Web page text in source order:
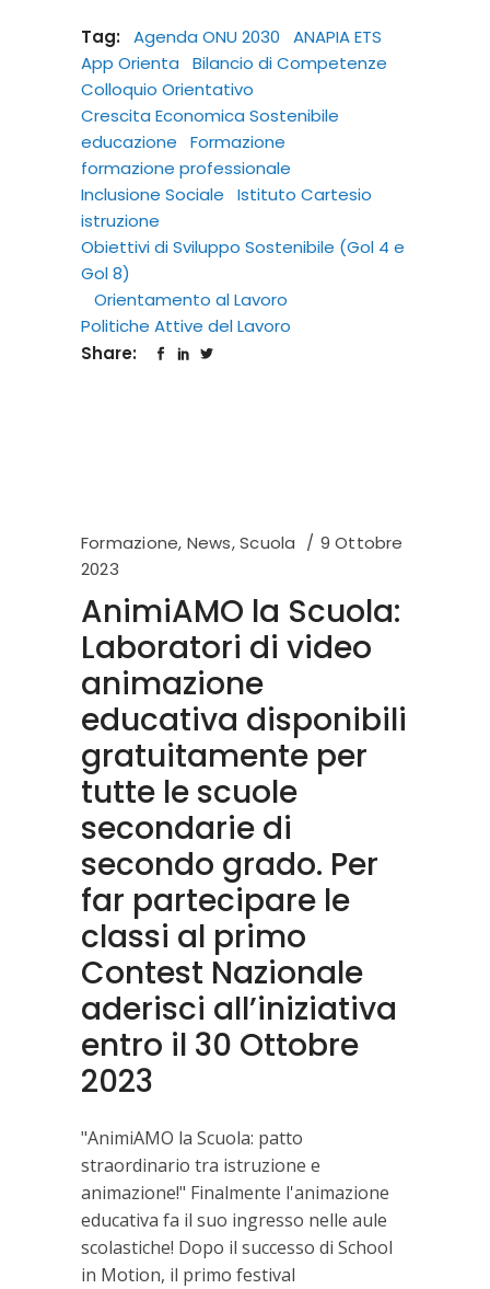
Tag: Agenda ONU 2030
ANAPIA ETS
App Orienta
Bilancio di Competenze
Colloquio Orientativo
Crescita Economica Sostenibile
educazione
Formazione
formazione professionale
Inclusione Sociale
Istituto Cartesio
istruzione
Obiettivi di Sviluppo Sostenibile (Gol 4 e
Gol 8)
Orientamento al Lavoro
Politiche Attive del Lavoro
Share:
Formazione, News,Scuola
9 Ottobre
2023
AnimiAMO la Scuola:
Laboratori di video
animazione
educativa disponibili
gratuitamente per
tutte le scuole
secondarie di
secondo grado. Per
far partecipare le
classi al primo
Contest Nazionale
aderisci all’iniziativa
entro il 30 Ottobre
2023
"AnimiAMO la Scuola: patto
straordinario tra istruzione e
animazione!" Finalmente l'animazione
educativa fa il suo ingresso nelle aule
scolastiche! Dopo il successo di School
in Motion, il primo festival